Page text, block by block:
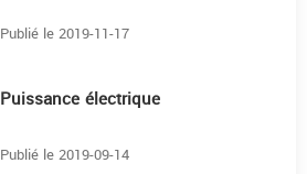
Publié le 2019-11-17
Puissance électrique
Publié le 2019-09-14